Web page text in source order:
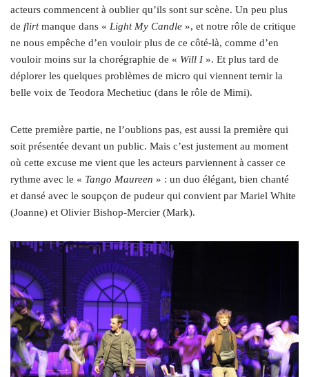
acteurs commencent à oublier qu’ils sont sur scène. Un peu plus
de flirtmanque dans « Light My Candle », et notre rôle de critique
ne nous empêche d’en vouloir plus de ce côté-là, comme d’en
vouloir moins sur la chorégraphie de « Will I». Et plus tard de
déplorer les quelques problèmes de micro qui viennent ternir la
belle voix de Teodora Mechetiuc (dans le rôle de Mimi).
Cette première partie, ne l’oublions pas, est aussi la première qui
soit présentée devant un public. Mais c’est justement au moment
où cette excuse me vient que les acteurs parviennent à casser ce
rythme avec le « Tango Maureen » : un duo élégant, bien chanté
et dansé avec le soupçon de pudeur qui convient par Mariel White
(Joanne) et Olivier Bishop-Mercier (Mark).